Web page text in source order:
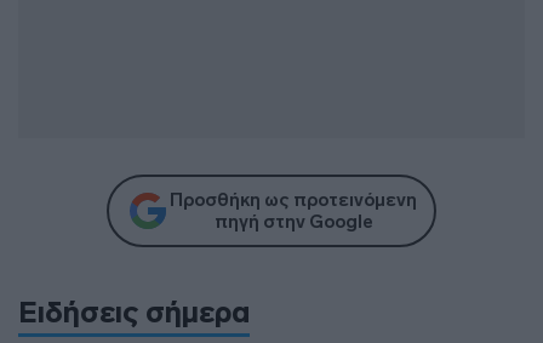
Προσθήκη ως προτεινόμενη
πηγή στην Google
Ειδήσεις σήμερα